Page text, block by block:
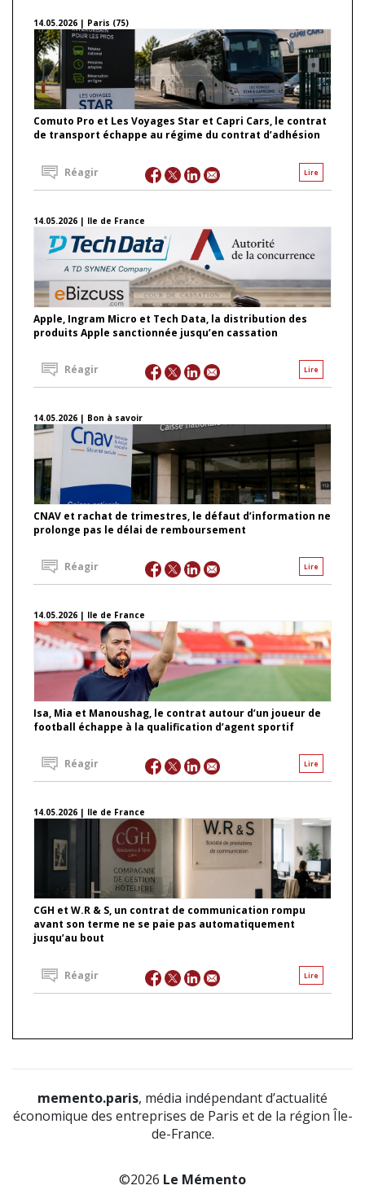
14.05.2026 | Paris (75)
Comuto Pro et Les Voyages Star et Capri Cars, le contrat
de transport échappe au régime du contrat d’adhésion
Lire
Réagir
14.05.2026 | Ile de France
Apple, Ingram Micro et Tech Data, la distribution des
produits Apple sanctionnée jusqu’en cassation
Lire
Réagir
14.05.2026 | Bon à savoir
CNAV et rachat de trimestres, le défaut d’information ne
prolonge pas le délai de remboursement
Lire
Réagir
14.05.2026 | Ile de France
Isa, Mia et Manoushag, le contrat autour d’un joueur de
football échappe à la qualification d’agent sportif
Lire
Réagir
14.05.2026 | Ile de France
CGH et W.R & S, un contrat de communication rompu
avant son terme ne se paie pas automatiquement
jusqu’au bout
Lire
Réagir
memento.paris, média indépendant d’actualité
économique des entreprises de Paris et de la région Île-
de-France.
©2026 Le Mémento